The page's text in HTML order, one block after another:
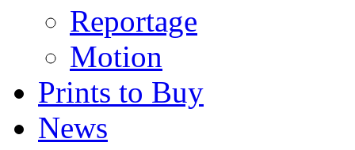
Reportage
Motion
Prints to Buy
News